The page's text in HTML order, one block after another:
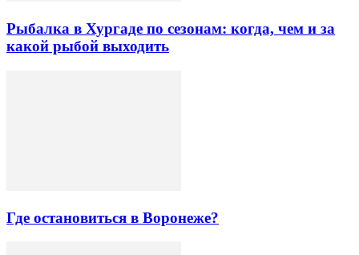
Рыбалка в Хургаде по сезонам: когда, чем и за
какой рыбой выходить
Где остановиться в Воронеже?